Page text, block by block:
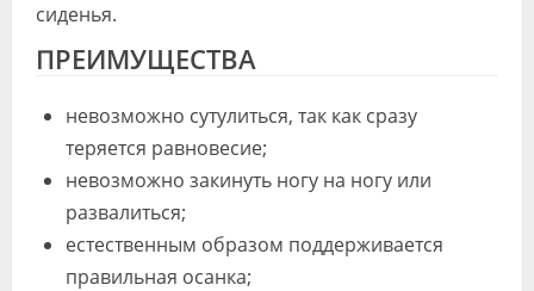
сиденья.
ПРЕИМУЩЕСТВА
невозможно сутулиться, так как сразу
теряется равновесие;
невозможно закинуть ногу на ногу или
развалиться;
естественным образом поддерживается
правильная осанка;